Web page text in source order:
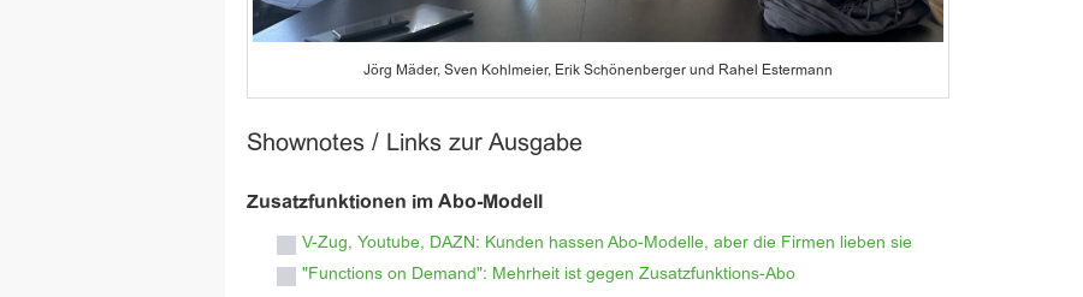
Jörg Mäder, Sven Kohlmeier, Erik Schönenberger und Rahel Estermann
Shownotes / Links zur Ausgabe
Zusatzfunktionen im Abo-Modell
V-Zug, Youtube, DAZN: Kunden hassen Abo-Modelle, aber die Firmen lieben sie
"Functions on Demand": Mehrheit ist gegen Zusatzfunktions-Abo